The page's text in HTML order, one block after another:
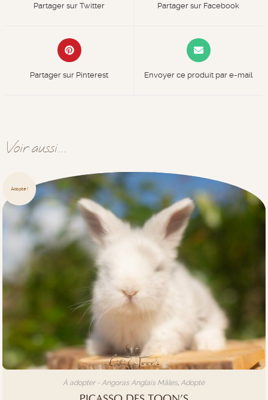
Partager sur Twitter Partager sur Facebook
Partager sur Pinterest Envoyer ce produit par e-mail
Voir aussi...
À adopter - Angoras Anglais Mâles, Adopté
Adopté !